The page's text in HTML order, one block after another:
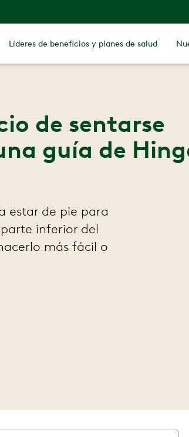
Líderes de beneficios y planes de salud
de sentarse
guía de
estar de pie para
inferior del
más fácil o